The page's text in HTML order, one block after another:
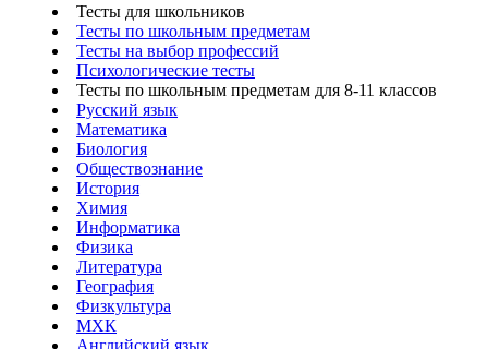
Тесты для школьников
Тесты по школьным предметам
Тесты на выбор профессий
Психологические тесты
Тесты по школьным предметам для 8-11 классов
Русский язык
Математика
Биология
Обществознание
История
Химия
Информатика
Физика
Литература
География
Физкультура
МХК
Английский язык